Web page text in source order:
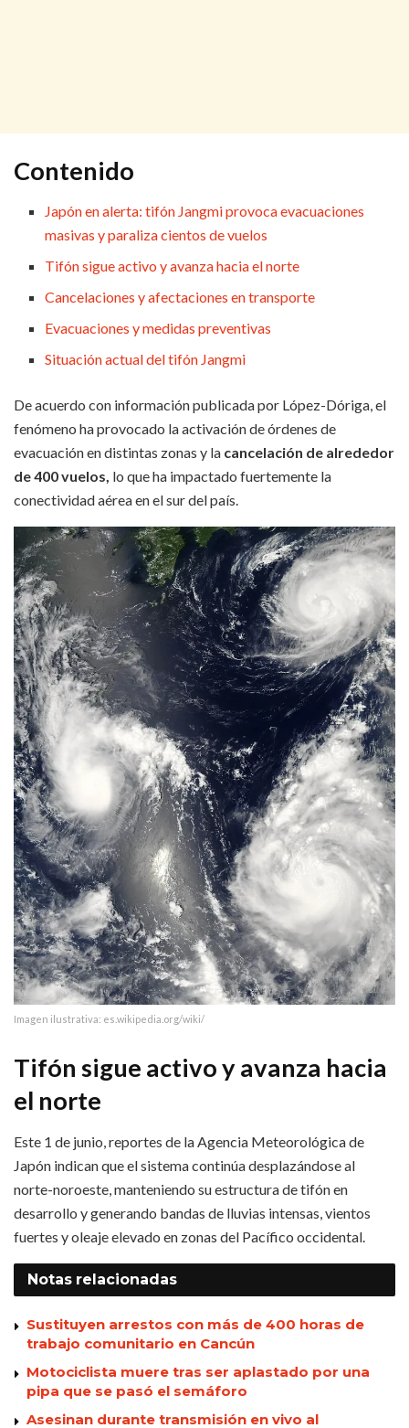
Contenido
Japón en alerta: tifón Jangmi provoca evacuaciones
masivas y paraliza cientos de vuelos
Tifón sigue activo y avanza hacia el norte
Cancelaciones y afectaciones en transporte
Evacuaciones y medidas preventivas
Situación actual del tifón Jangmi
De acuerdo con información publicada por López-Dóriga, el
fenómeno ha provocado la activación de órdenes de
evacuación en distintas zonas y la cancelación de alrededor
de 400 vuelos, lo que ha impactado fuertemente la
conectividad aérea en el sur del país.
Imagen ilustrativa: es.wikipedia.org/wiki/
Tifón sigue activo y avanza hacia
el norte
Este 1 de junio, reportes de la Agencia Meteorológica de
Japón indican que el sistema continúa desplazándose al
norte-noroeste, manteniendo su estructura de tifón en
desarrollo y generando bandas de lluvias intensas, vientos
fuertes y oleaje elevado en zonas del Pacífico occidental.
Notas relacionadas
Sustituyen arrestos con más de 400 horas de
trabajo comunitario en Cancún
Motociclista muere tras ser aplastado por una
pipa que se pasó el semáforo
Asesinan durante transmisión en vivo al